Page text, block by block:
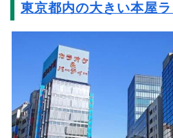
東京都内の大きい本屋